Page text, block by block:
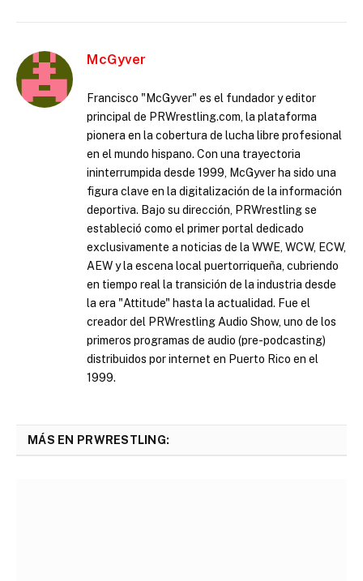
McGyver
Francisco "McGyver" es el fundador y editor
principal de PRWrestling.com, la plataforma
pionera en la cobertura de lucha libre profesional
en el mundo hispano. Con una trayectoria
ininterrumpida desde 1999, McGyver ha sido una
figura clave en la digitalización de la información
deportiva. Bajo su dirección, PRWrestling se
estableció como el primer portal dedicado
exclusivamente a noticias de la WWE, WCW, ECW,
AEW y la escena local puertorriqueña, cubriendo
en tiempo real la transición de la industria desde
la era "Attitude" hasta la actualidad. Fue el
creador del PRWrestling Audio Show, uno de los
primeros programas de audio (pre-podcasting)
distribuidos por internet en Puerto Rico en el
1999.
MÁS EN PRWRESTLING: